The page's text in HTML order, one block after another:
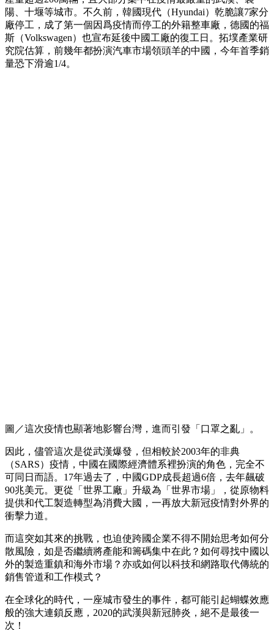
陽、十堰等城市。不久前，韓國現代（Hyundai）乾脆讓7家分
廠停工，成了第一個因爲疫情而停工的外籍整車廠，德國的福
斯（Volkswagen）也宣布延後中國工廠的復工日。拓墣產業研
究院估算，前幾年都扮演汽車市場領頭羊的中國，今年首季銷
量恐下滑逾1/4。
圖／這次疫情也顯著地影響台灣，進而引發「口罩之亂」。
因此，儘管這次是從武漢爆發，但相較於2003年的非典
（SARS）疫情，中國在國際經濟體系裡扮演的角色，完全不
可同日而語。17年過去了，中國GDP成長超過6倍，去年飆破
90兆美元。更從「世界工廠」升級為「世界市場」，從原物料
提供和代工製造轉型為消費大國，一再放大新冠疫情對外界的
衝擊力道。
而這突如其來的挑戰，也迫使跨國企業不得不開始思考如何分
散風險，如是否繼續將產能和籌碼集中在此？如何尋找中國以
外的製造重鎮和海外市場？亦或如何以科技和網路取代傳統的
銷售管道和工作模式？
在全球化的時代，一座城市發生的事件，都可能引起蝴蝶效應
般的強大連鎖反應，2020的武漢與新冠肺炎，絕不是最後一
次！